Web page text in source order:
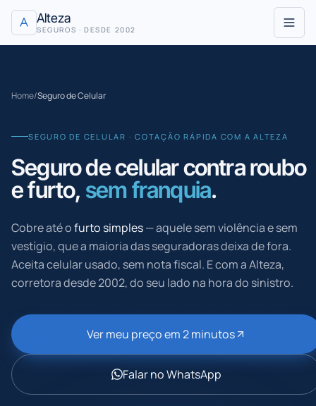
Pular para o conteúdo
Alteza
SEGUROS · DESDE 2002
Home/Seguro de Celular
SEGURO DE CELULAR · COTAÇÃO RÁPIDA COM A ALTEZA
Seguro de celular contra roubo
e furto, sem franquia.
Cobre até ofurto simples— aquele sem violência e sem
vestígio, que a maioria das seguradoras deixa de fora.
Aceita celular usado, sem nota fiscal. E com a Alteza,
corretora desde 2002, do seu lado na hora do sinistro.
Ver meu preço em 2 minutos
Falar no WhatsApp